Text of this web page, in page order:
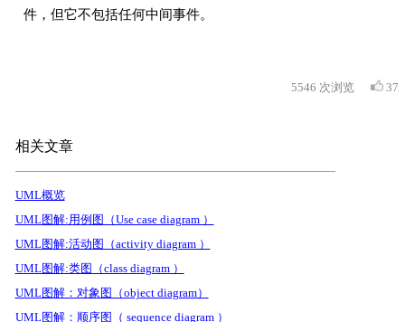
件，但它不包括任何中间事件。
5546 次浏览 37
相关文章
UML概览
UML图解:用例图（Use case diagram ）
UML图解:活动图（activity diagram ）
UML图解:类图（class diagram ）
UML图解：对象图（object diagram）
UML图解：顺序图（ sequence diagram ）